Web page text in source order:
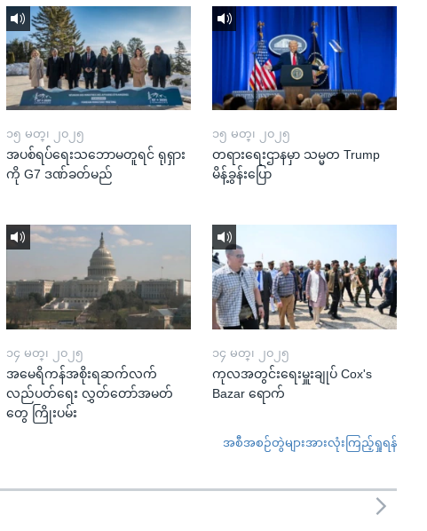
၁၅ မတ္၊ ၂၀၂၅
အပစ်ရပ်ရေးသဘောမတူရင် ရုရှား
ကို G7 ဒဏ်ခတ်မည်
၁၅ မတ္၊ ၂၀၂၅
တရားရေးဌာနမှာ သမ္မတ Trump
မိန့်ခွန်းပြော
၁၄ မတ္၊ ၂၀၂၅
အမေရိကန်အစိုးရဆက်လက်
လည်ပတ်ရေး လွှတ်တော်အမတ်
တွေ ကြိုးပမ်း
၁၄ မတ္၊ ၂၀၂၅
ကုလအတွင်းရေးမှူးချုပ် Cox's
Bazar ရောက်
အစီအစဉ်တွဲများအားလုံးကြည့်ရှုရန်